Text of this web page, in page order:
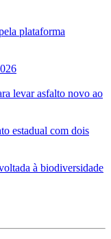
plataforma
levar asfalto novo ao
estadual com dois
à biodiversidade